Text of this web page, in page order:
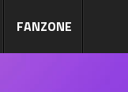
FANZONE